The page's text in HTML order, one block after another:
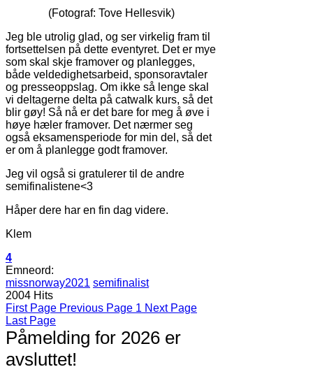
(Fotograf: Tove Hellesvik)
Jeg ble utrolig glad, og ser virkelig fram til
fortsettelsen på dette eventyret. Det er mye
som skal skje framover og planlegges,
både veldedighetsarbeid, sponsoravtaler
og presseoppslag. Om ikke så lenge skal
vi deltagerne delta på catwalk kurs, så det
blir gøy! Så nå er det bare for meg å øve i
høye hæler framover. Det nærmer seg
også eksamensperiode for min del, så det
er om å planlegge godt framover.
Jeg vil også si gratulerer til de andre
semifinalistene<3
Håper dere har en fin dag videre.
Klem
4
Emneord:
missnorway2021 semifinalist
2004 Hits
First Page Previous Page 1 Next Page
Last Page
Påmelding for 2026 er
avsluttet!